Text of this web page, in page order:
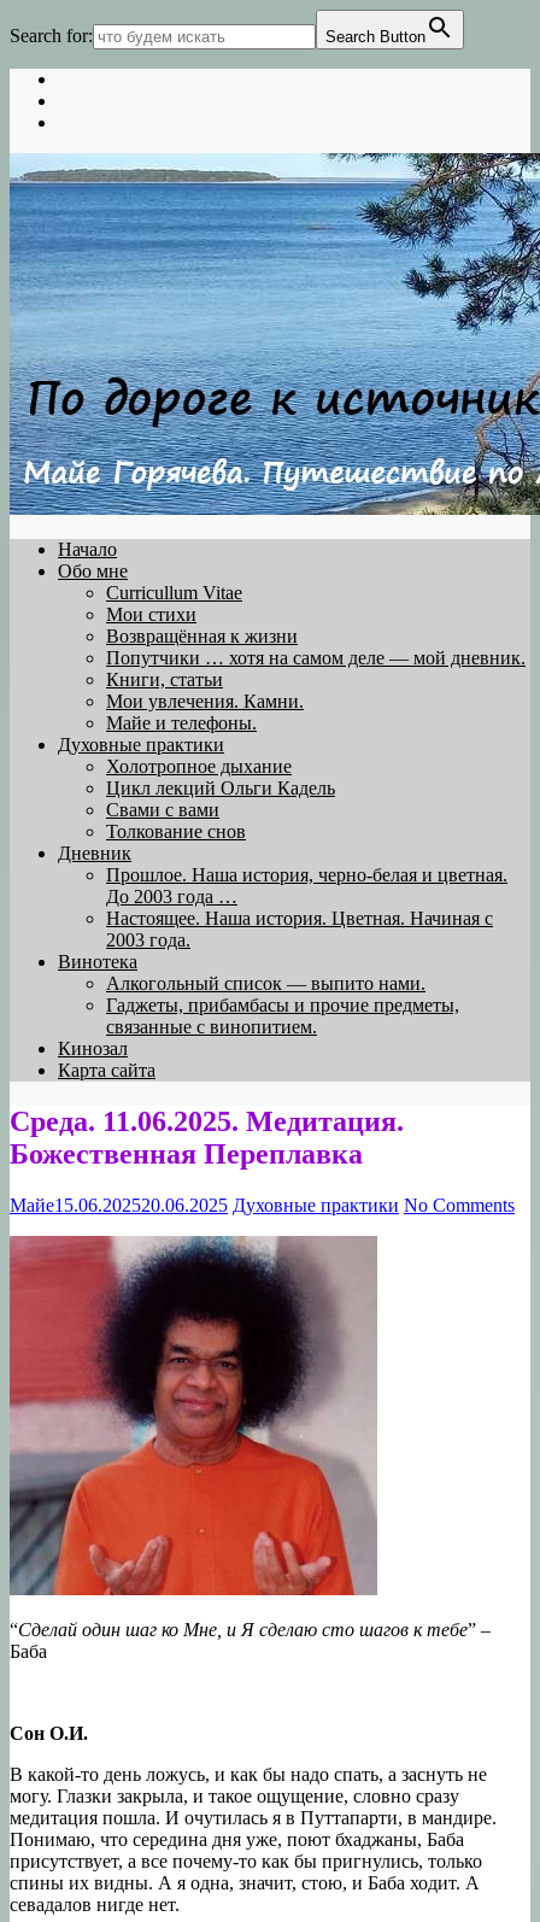
Search for: Search Button
content
Начало
Обо мне
Curricullum Vitae
Мои стихи
Возвращённая к жизни
Попутчики … хотя на самом деле — мой дневник.
Книги, статьи
Мои увлечения. Камни.
Майе и телефоны.
Духовные практики
Холотропное дыхание
Цикл лекций Ольги Кадель
Свами с вами
Толкование снов
Дневник
Прошлое. Наша история, черно-белая и цветная.
До 2003 года …
Настоящее. Наша история. Цветная. Начиная с
2003 года.
Винотека
Алкогольный список — выпито нами.
Гаджеты, прибамбасы и прочие предметы,
связанные с винопитием.
Кинозал
Карта сайта
Среда. 11.06.2025. Медитация.
Божественная Переплавка
Майе15.06.202520.06.2025 Духовные практики No Comments
“Сделай один шаг ко Мне, и Я сделаю сто шагов к тебе” –
Баба
Сон О.И.
В какой-то день ложусь, и как бы надо спать, а заснуть не
могу. Глазки закрыла, и такое ощущение, словно сразу
медитация пошла. И очутилась я в Путтапарти, в мандире.
Понимаю, что середина дня уже, поют бхаджаны, Баба
присутствует, а все почему-то как бы пригнулись, только
спины их видны. А я одна, значит, стою, и Баба ходит. А
севадалов нигде нет.